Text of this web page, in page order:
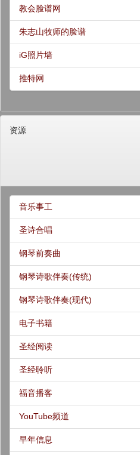
教会脸谱网
朱志山牧师的脸谱
iG照片墙
推特网
资源
音乐事工
圣诗合唱
钢琴前奏曲
钢琴诗歌伴奏(传统)
钢琴诗歌伴奏(现代)
电子书籍
圣经阅读
圣经聆听
福音播客
YouTube频道
早年信息